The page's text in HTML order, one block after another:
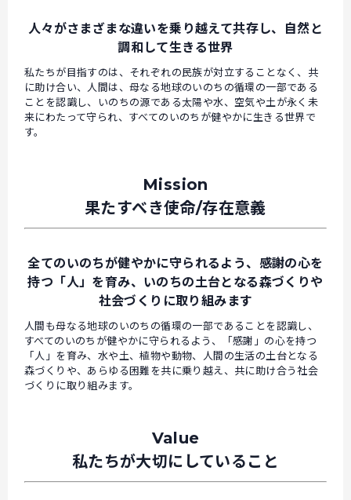
人々がさまざまな違いを乗り越えて共存し、自然と
調和して生きる世界
私たちが目指すのは、それぞれの民族が対立することなく、共
に助け合い、人間は、母なる地球のいのちの循環の一部である
ことを認識し、いのちの源である太陽や水、空気や土が永く未
来にわたって守られ、すべてのいのちが健やかに生きる世界で
す。
Mission
果たすべき使命/存在意義
全てのいのちが健やかに守られるよう、感謝の心を
持つ「人」を育み、いのちの土台となる森づくりや
社会づくりに取り組みます
人間も母なる地球のいのちの循環の一部であることを認識し、
すべてのいのちが健やかに守られるよう、「感謝」の心を持つ
「人」を育み、水や土、植物や動物、人間の生活の土台となる
森づくりや、あらゆる困難を共に乗り越え、共に助け合う社会
づくりに取り組みます。
Value
私たちが大切にしていること